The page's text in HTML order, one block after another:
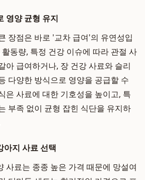
영양 균형 유지
장점은 바로 '교차 급여'의 유연성입
동량, 특정 건강 이슈에 따라 관절 사
아 급여하거나, 장 건강 사료와 슬리
다양한 방식으로 영양을 공급할 수
은 사료에 대한 기호성을 높이고, 특
부족 없이 균형 잡힌 식단을 유지하
아지 사료 선택
사료는 종종 높은 가격 때문에 망설여